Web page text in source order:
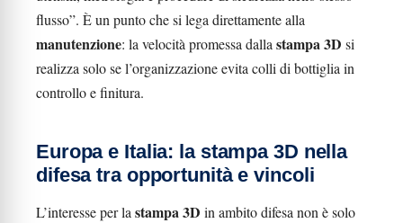
flusso”. È un punto che si lega direttamente alla
manutenzione: la velocità promessa dalla stampa 3D si
realizza solo se l’organizzazione evita colli di bottiglia in
controllo e finitura.
Europa e Italia: la stampa 3D nella
difesa tra opportunità e vincoli
L’interesse per la stampa 3D in ambito difesa non è solo